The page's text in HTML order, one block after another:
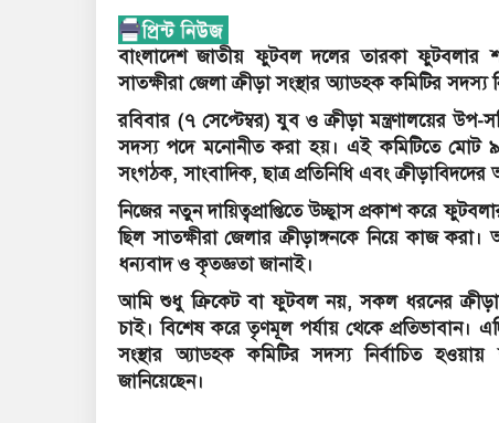
বাংলাদেশ জাতীয় ফুটবল দলের তারকা ফুটবলার
সাতক্ষীরা জেলা ক্রীড়া সংস্থার অ্যাডহক কমিটির সদস্য
রবিবার (৭ সেপ্টেম্বর) যুব ও ক্রীড়া মন্ত্রণালয়ের
সদস্য পদে মনোনীত করা হয়। এই কমিটিতে মোট ৯
সংগঠক, সাংবাদিক, ছাত্র প্রতিনিধি এবং ক্রীড়াবিদদের
নিজের নতুন দায়িত্বপ্রাপ্তিতে উচ্ছ্বাস প্রকাশ করে
ছিল সাতক্ষীরা জেলার ক্রীড়াঙ্গনকে নিয়ে কাজ
ধন্যবাদ ও কৃতজ্ঞতা জানাই।
আমি শুধু ক্রিকেট বা ফুটবল নয়, সকল ধরনের
চাই। বিশেষ করে তৃণমূল পর্যায় থেকে প্রতিভাবান।
সংস্থার অ্যাডহক কমিটির সদস্য নির্বাচিত
জানিয়েছেন।